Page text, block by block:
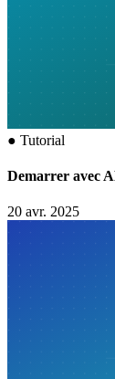
● Tutorial
Demarrer avec
20 avr. 2025